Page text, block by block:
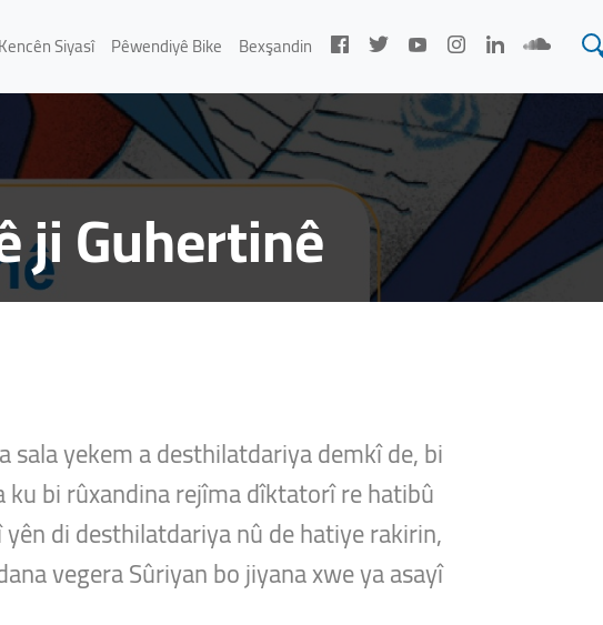
Siyasî Pêwendiyê Bike Bexşandin
ji Guhertinê
yekem a desthilatdariya demkî de, bi
bi rûxandina rejîma dîktatorî re hatibû
di desthilatdariya nû de hatiye rakirin,
vegera Sûriyan bo jiyana xwe ya asayî